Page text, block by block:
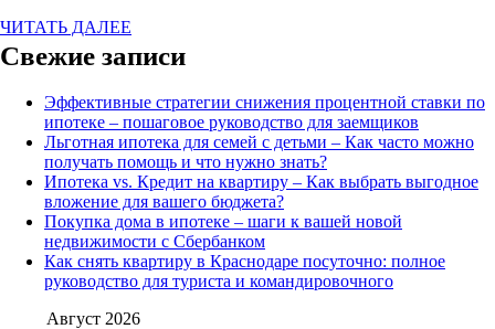
ЧИТАТЬ ДАЛЕЕ
Свежие записи
Эффективные стратегии снижения процентной ставки по
ипотеке – пошаговое руководство для заемщиков
Льготная ипотека для семей с детьми – Как часто можно
получать помощь и что нужно знать?
Ипотека vs. Кредит на квартиру – Как выбрать выгодное
вложение для вашего бюджета?
Покупка дома в ипотеке – шаги к вашей новой
недвижимости с Сбербанком
Как снять квартиру в Краснодаре посуточно: полное
руководство для туриста и командировочного
Август 2026